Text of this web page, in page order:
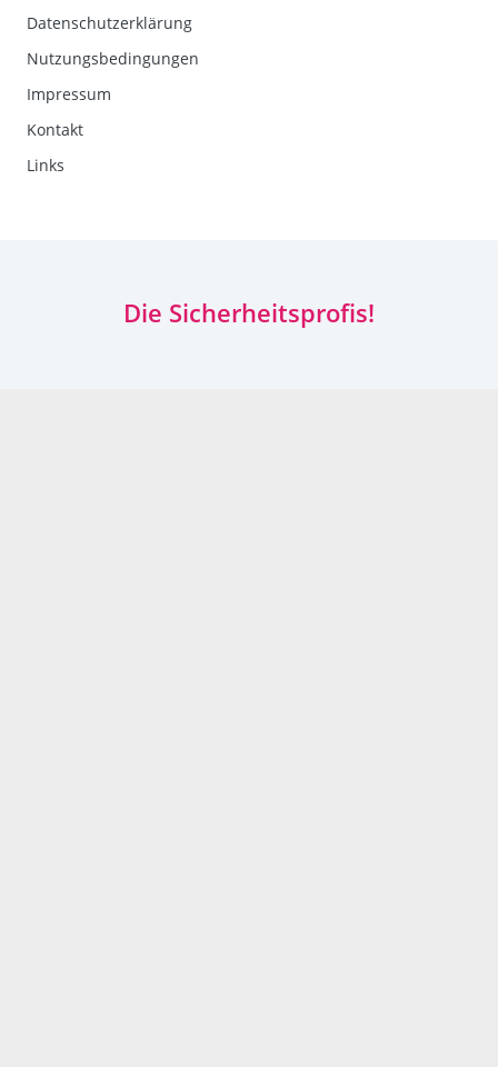
Datenschutzerklärung
Nutzungsbedingungen
Impressum
Kontakt
Links
Die Sicherheitsprofis!